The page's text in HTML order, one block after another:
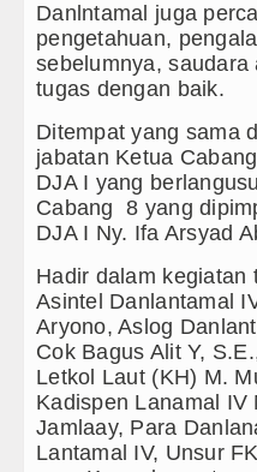
Danlntamal juga
pengetahuan,
sebelumnya, saudara
tugas dengan baik.
Ditempat yang sama
jabatan Ketua
DJA I yang
Cabang 8 yang
DJA I Ny. Ifa Arsyad
Hadir dalam kegiatan
Asintel Danlantamal
Aryono, Aslog
Cok Bagus Alit Y,
Letkol Laut (KH) M.
Kadispen Lanamal IV
Jamlaay, Para
Lantamal IV, Unsur